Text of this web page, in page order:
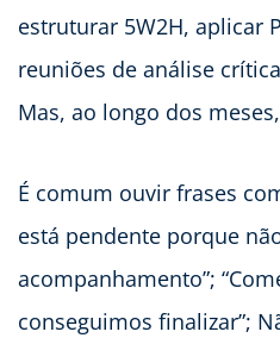
estruturar 5W2H, aplicar
reuniões de análise
Mas, ao longo dos
É comum ouvir frases
está pendente porque
acompanhamento”;
conseguimos finalizar”;